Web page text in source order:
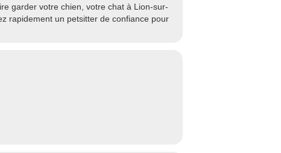
garder votre chien, votre chat à Lion-sur-
rapidement un petsitter de confiance pour